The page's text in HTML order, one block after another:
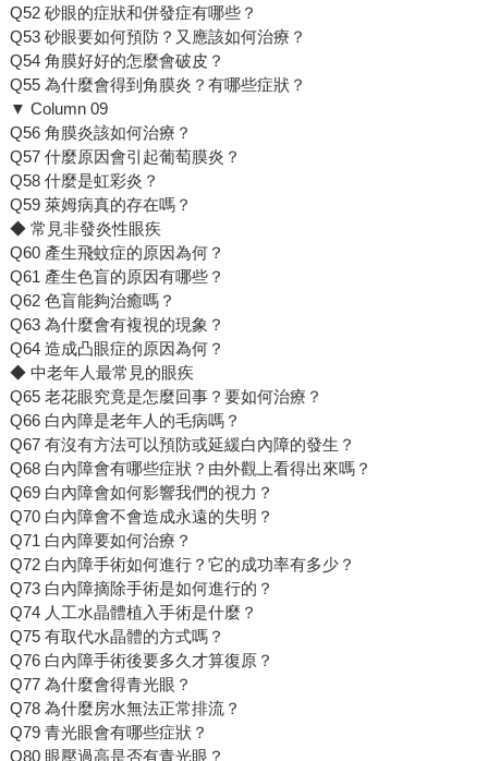
Q52 砂眼的症狀和併發症有哪些？
Q53 砂眼要如何預防？又應該如何治療？
Q54 角膜好好的怎麼會破皮？
Q55 為什麼會得到角膜炎？有哪些症狀？
▼ Column 09
Q56 角膜炎該如何治療？
Q57 什麼原因會引起葡萄膜炎？
Q58 什麼是虹彩炎？
Q59 萊姆病真的存在嗎？
◆ 常見非發炎性眼疾
Q60 產生飛蚊症的原因為何？
Q61 產生色盲的原因有哪些？
Q62 色盲能夠治癒嗎？
Q63 為什麼會有複視的現象？
Q64 造成凸眼症的原因為何？
◆ 中老年人最常見的眼疾
Q65 老花眼究竟是怎麼回事？要如何治療？
Q66 白內障是老年人的毛病嗎？
Q67 有沒有方法可以預防或延緩白內障的發生？
Q68 白內障會有哪些症狀？由外觀上看得出來嗎？
Q69 白內障會如何影響我們的視力？
Q70 白內障會不會造成永遠的失明？
Q71 白內障要如何治療？
Q72 白內障手術如何進行？它的成功率有多少？
Q73 白內障摘除手術是如何進行的？
Q74 人工水晶體植入手術是什麼？
Q75 有取代水晶體的方式嗎？
Q76 白內障手術後要多久才算復原？
Q77 為什麼會得青光眼？
Q78 為什麼房水無法正常排流？
Q79 青光眼會有哪些症狀？
Q80 眼壓過高是否有青光眼？